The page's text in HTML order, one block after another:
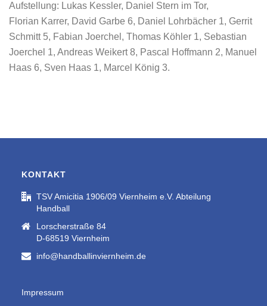
Aufstellung: Lukas Kessler, Daniel Stern im Tor,
Florian Karrer, David Garbe 6, Daniel Lohrbächer 1, Gerrit
Schmitt 5, Fabian Joerchel, Thomas Köhler 1, Sebastian
Joerchel 1, Andreas Weikert 8, Pascal Hoffmann 2, Manuel
Haas 6, Sven Haas 1, Marcel König 3.
KONTAKT
TSV Amicitia 1906/09 Viernheim e.V. Abteilung
Handball
Lorscherstraße 84
D-68519 Viernheim
info@handballinviernheim.de
Impressum